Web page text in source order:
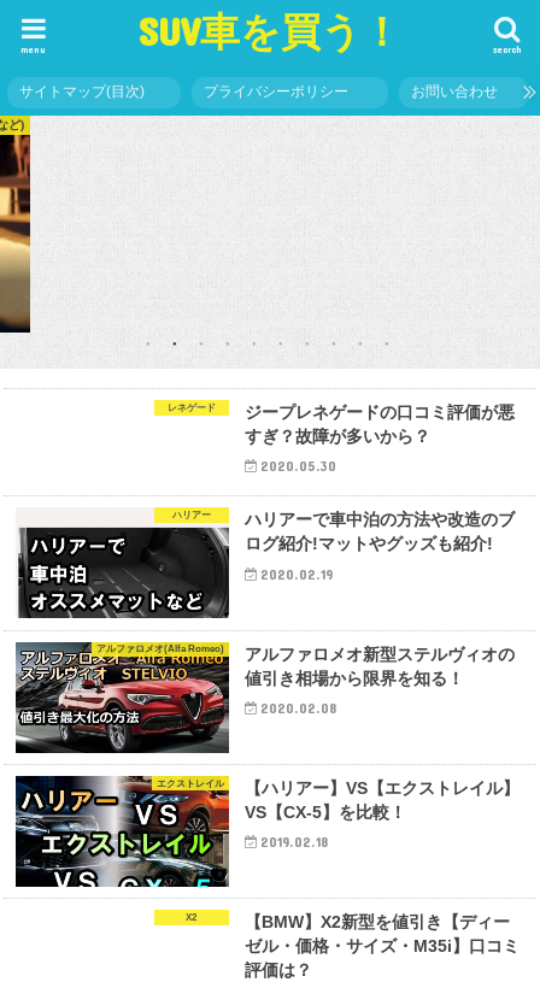
SUV車を買う！ search
menu
サイトマップ(目次) プライバシーポリシー お問い合わせ
ど)
SUV車の乗り心地が良いものを人気ランキングでオススメ比較
レネゲード
ジープレネゲードの口コミ評価が悪
すぎ？故障が多いから？
2020.05.30
ハリアー
ハリアーで車中泊の方法や改造のブ
ログ紹介!マットやグッズも紹介!
2020.02.19
アルファロメオ(Alfa Romeo)
アルファロメオ新型ステルヴィオの
値引き相場から限界を知る！
2020.02.08
エクストレイル
【ハリアー】VS【エクストレイル】
VS【CX-5】を比較！
2019.02.18
X2
【BMW】X2新型を値引き【ディー
ゼル・価格・サイズ・M35i】口コミ
評価は？